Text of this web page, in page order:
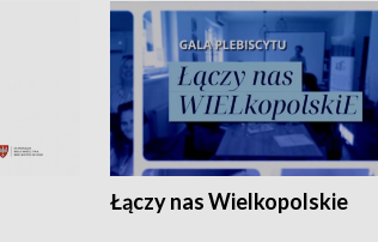
Łączy nas Wielkopolskie